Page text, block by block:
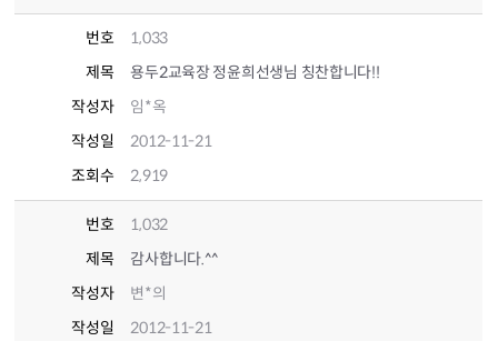
번호
1,033
제목
용두2교육장 정윤희선생님 칭찬합니다!!
작성자
임*옥
작성일
2012-11-21
조회수
2,919
번호
1,032
제목
감사합니다.^^
작성자
변*의
작성일
2012-11-21